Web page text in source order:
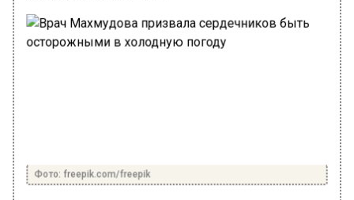
Фото: freepik.com/freepik